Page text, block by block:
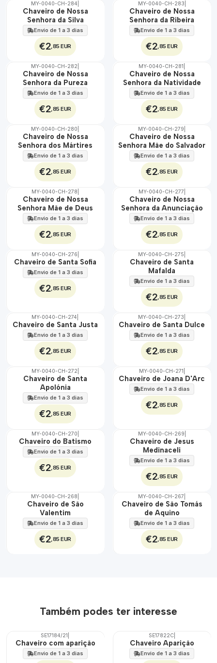
🇵🇹
100%
MY-0040-CH-284
Chaveiro de Nossa
Senhora da Silva
Envio de 1 a 3 dias
€2 ,85 EUR
🇵🇹
100%
MY-0040-CH-283
Chaveiro de Nossa
Senhora da Ribeira
Envio de 1 a 3 dias
€2 ,85 EUR
🇵🇹
100%
MY-0040-CH-282
Chaveiro de Nossa
Senhora da Pureza
Envio de 1 a 3 dias
€2 ,85 EUR
🇵🇹
100%
MY-0040-CH-281
Chaveiro de Nossa
Senhora da Natividade
Envio de 1 a 3 dias
€2 ,85 EUR
🇵🇹
100%
MY-0040-CH-280
Chaveiro de Nossa
Senhora dos Mártires
Envio de 1 a 3 dias
€2 ,85 EUR
🇵🇹
100%
MY-0040-CH-279
Chaveiro de Nossa
Senhora Mãe do Salvador
Envio de 1 a 3 dias
€2 ,85 EUR
🇵🇹
100%
MY-0040-CH-278
Chaveiro de Nossa
Senhora Mãe de Deus
Envio de 1 a 3 dias
€2 ,85 EUR
🇵🇹
100%
MY-0040-CH-277
Chaveiro de Nossa
Senhora da Anunciação
Envio de 1 a 3 dias
€2 ,85 EUR
🇵🇹
100%
MY-0040-CH-276
Chaveiro de Santa Sofia
Envio de 1 a 3 dias
€2 ,85 EUR
🇵🇹
MY-0040-CH-275
Chaveiro de Santa
Mafalda
Envio de 1 a 3 dias
€2 ,85 EUR
🇵🇹
100%
MY-0040-CH-274
Chaveiro de Santa Justa
Envio de 1 a 3 dias
€2 ,85 EUR
🇵🇹
100%
MY-0040-CH-273
Chaveiro de Santa Dulce
Envio de 1 a 3 dias
€2 ,85 EUR
🇵🇹
MY-0040-CH-272
Chaveiro de Santa
Apolónia
Envio de 1 a 3 dias
€2 ,85 EUR
🇵🇹
100%
MY-0040-CH-271
Chaveiro de Joana D'Arc
Envio de 1 a 3 dias
€2 ,85 EUR
🇵🇹
100%
MY-0040-CH-270
Chaveiro do Batismo
Envio de 1 a 3 dias
€2 ,85 EUR
🇵🇹
MY-0040-CH-269
Chaveiro de Jesus
Medinaceli
Envio de 1 a 3 dias
€2 ,85 EUR
🇵🇹
MY-0040-CH-268
Chaveiro de São
Valentim
Envio de 1 a 3 dias
€2 ,85 EUR
🇵🇹
MY-0040-CH-267
Chaveiro de São Tomás
de Aquino
Envio de 1 a 3 dias
€2 ,85 EUR
Também podes ter interesse
SE17184/21
Chaveiro com aparição
Envio de 1 a 3 dias
SE17822C|
Chaveiro Aparição
Envio de 1 a 3 dias